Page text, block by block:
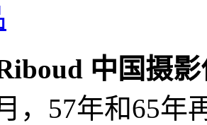
中国摄
，57年和65年